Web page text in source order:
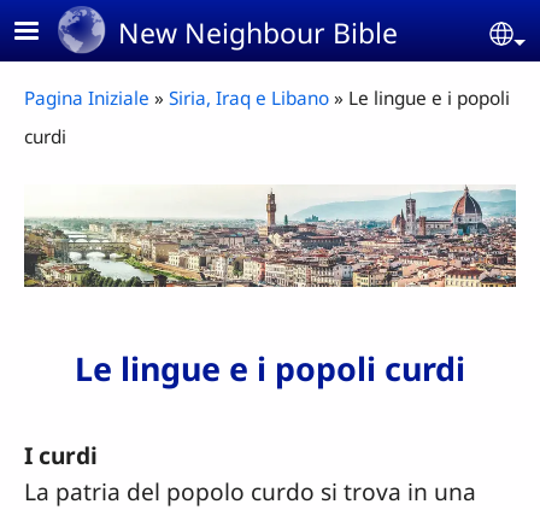
Skip to main contentNew Neighbour Bible
Breadcrumb
Pagina Iniziale Siria, Iraq e Libano
Le lingue e i popoli
curdi
Le lingue e i popoli curdi
I curdi
La patria del popolo curdo si trova in una